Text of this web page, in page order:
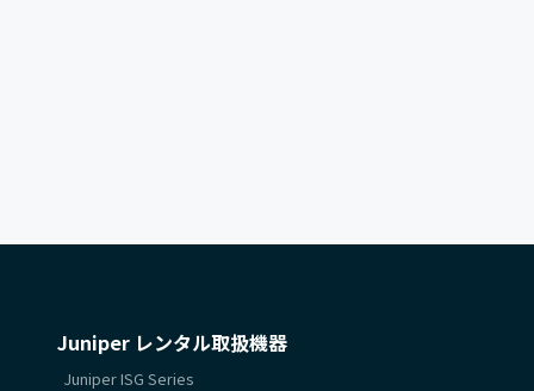
Juniper レンタル取扱機器
Juniper ISG Series